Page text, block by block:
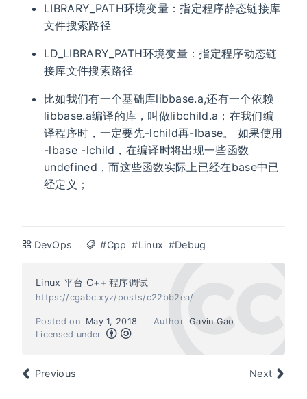
LIBRARY_PATH环境变量：指定程序静态链接库
文件搜索路径
LD_LIBRARY_PATH环境变量：指定程序动态链
接库文件搜索路径
比如我们有一个基础库libbase.a,还有一个依赖
libbase.a编译的库，叫做libchild.a；在我们编
译程序时，一定要先-lchild再-lbase。 如果使用
-lbase -lchild，在编译时将出现一些函数
undefined，而这些函数实际上已经在base中已
经定义；
DevOps #Cpp #Linux #Debug
Linux 平台 C++ 程序调试
https://cgabc.xyz/posts/c22bb2ea/
Author Gavin Gao
Posted on
May 1, 2018
Licensed under
Previous Next